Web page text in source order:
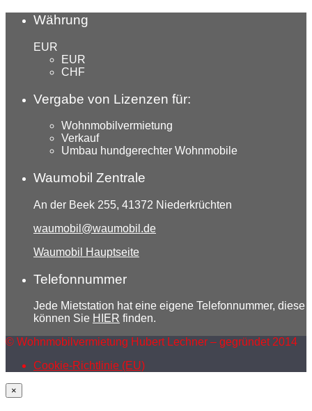
Währung
EUR
EUR
CHF
Vergabe von Lizenzen für:
Wohnmobilvermietung
Verkauf
Umbau hundgerechter Wohnmobile
Waumobil Zentrale
An der Beek 255, 41372 Niederkrüchten
waumobil@waumobil.de
Waumobil Hauptseite
Telefonnummer
Jede Mietstation hat eine eigene Telefonnummer, diese
können Sie HIER finden.
© Wohnmobilvermietung Hubert Lechner – gegründet 2014
Cookie-Richtlinie (EU)
×